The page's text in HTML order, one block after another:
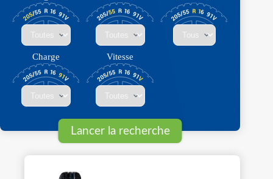
Charge Vitesse